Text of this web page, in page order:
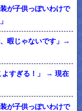
が子供っぽいわけで
暇じゃないです」→
よすぎる！」 → 現在
が子供っぽいわけで